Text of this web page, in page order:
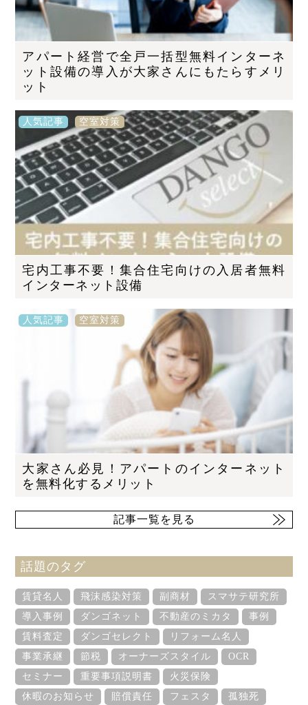
アパート経営で全戸一括型無料インターネ
ット設備の導入が大家さんにもたらすメリ
ット
人気記事 空室対策
宅内工事不要！集合住宅向けの入居者無料
インターネット設備
人気記事 空室対策
大家さん必見！アパートのインターネット
を無料化するメリット
記事一覧を見る
話題のタグ
賃貸名人 飛沫感染対策 副商材
スマサテ研究所
導入事例
ダンゴネット 不動産のミカタ
事例
賃料査定
ダンゴセレクト
リフォーム名人
事業承継
節税 オーナーズスタイル
OCR
セミナー
重要事項説明書
火災保険
休暇のお知らせ
賠償責任 フェスタ 孤独死